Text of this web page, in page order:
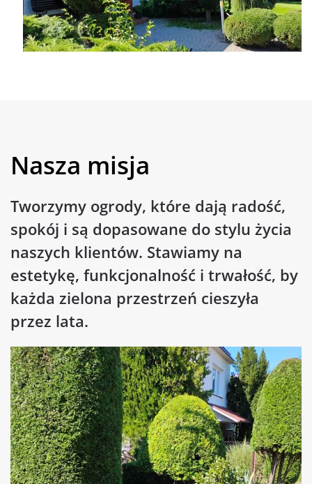
Nasza misja
Tworzymy ogrody, które dają radość,
spokój i są dopasowane do stylu życia
naszych klientów. Stawiamy na
estetykę, funkcjonalność i trwałość, by
każda zielona przestrzeń cieszyła
przez lata.